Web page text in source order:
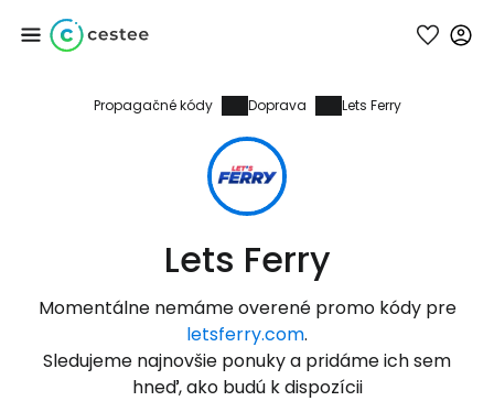
Propagačné kódy Doprava Lets Ferry
Lets Ferry
Momentálne nemáme overené promo kódy pre
letsferry.com.
Sledujeme najnovšie ponuky a pridáme ich sem
hneď, ako budú k dispozícii
Prihláste sa do
služby Cestee
... celosvetovej komunity cestovateľov
Pokračovať so službou Google
Pokračovať na Facebooku